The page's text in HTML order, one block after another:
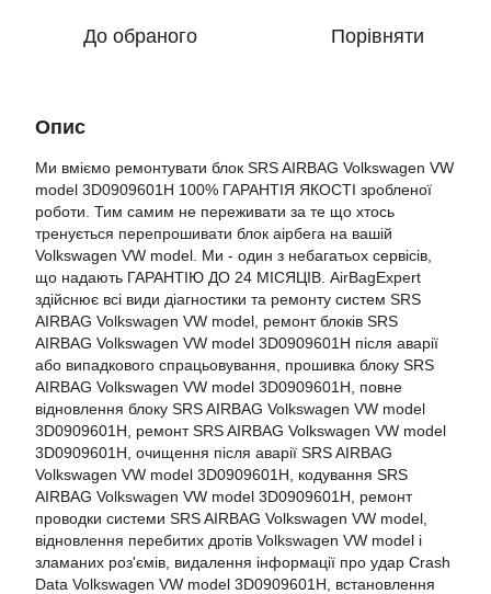
До обраного Порівняти
Опис
Ми вміємо ремонтувати блок SRS AIRBAG Volkswagen VW
model 3D0909601H 100% ГАРАНТІЯ ЯКОСТІ зробленої
роботи. Тим самим не переживати за те що хтось
тренується перепрошивати блок аірбега на вашій
Volkswagen VW model. Ми - один з небагатьох сервісів,
що надають ГАРАНТІЮ ДО 24 МІСЯЦІВ. AirBagExpert
здійснює всі види діагностики та ремонту систем SRS
AIRBAG Volkswagen VW model, ремонт блоків SRS
AIRBAG Volkswagen VW model 3D0909601H після аварії
або випадкового спрацьовування, прошивка блоку SRS
AIRBAG Volkswagen VW model 3D0909601H, повне
відновлення блоку SRS AIRBAG Volkswagen VW model
3D0909601H, ремонт SRS AIRBAG Volkswagen VW model
3D0909601H, очищення після аварії SRS AIRBAG
Volkswagen VW model 3D0909601H, кодування SRS
AIRBAG Volkswagen VW model 3D0909601H, ремонт
проводки системи SRS AIRBAG Volkswagen VW model,
відновлення перебитих дротів Volkswagen VW model і
зламаних роз'ємів, видалення інформації про удар Crash
Data Volkswagen VW model 3D0909601H, встановлення